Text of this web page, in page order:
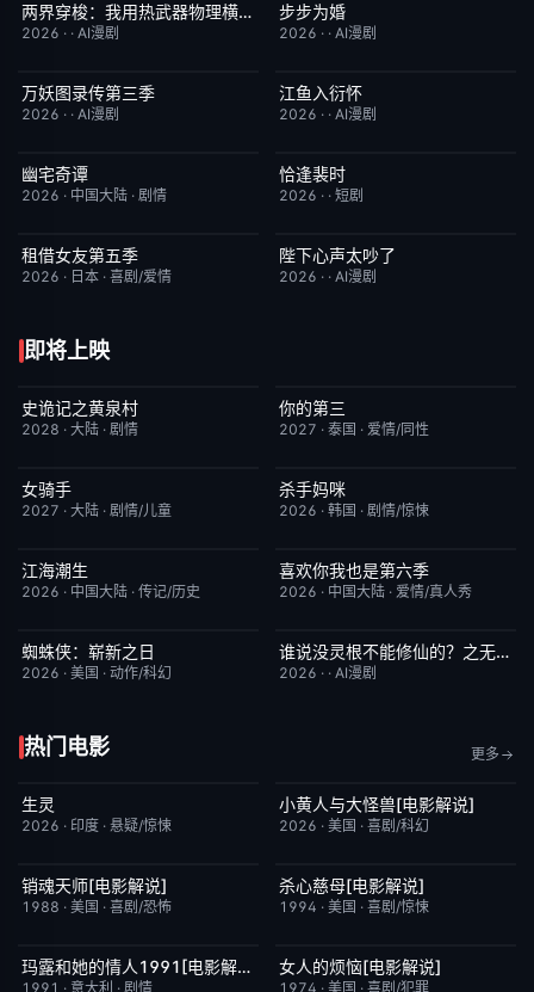
完结 10.0两界穿梭：我用热武器物理横推修真界
2026 · · AI漫剧
完结
步步为婚
2026 · · AI漫剧
完结
万妖图录传第三季
2026 · · AI漫剧
完结
江鱼入衍怀
2026 · · AI漫剧
更新至第14集
幽宅奇谭
2026 · 中国大陆 · 剧情
完结
恰逢裴时
2026 · · 短剧
已完结
租借女友第五季
2026 · 日本 · 喜剧/爱情
完结
陛下心声太吵了
2026 · · AI漫剧
即将上映
6月23日更新
史诡记之黄泉村
2028 · 大陆 · 剧情
更新至第02集
你的第三
2027 · 泰国 · 爱情/同性
7月15日更新
女骑手
2027 · 大陆 · 剧情/儿童
更新至第02集
杀手妈咪
2026 · 韩国 · 剧情/惊悚
更新至第24集
江海潮生
2026 · 中国大陆 · 传记/历史
昨日更新
喜欢你我也是第六季
2026 · 中国大陆 · 爱情/真人秀
TC中字
蜘蛛侠：崭新之日
2026 · 美国 · 动作/科幻
完结 5.0谁说没灵根不能修仙的？之无灵证道第五季
2026 · · AI漫剧
热门电影 更多
昨日更新
生灵
2026 · 印度 · 悬疑/惊悚
已完结
小黄人与大怪兽[电影解说]
2026 · 美国 · 喜剧/科幻
已完结
销魂天师[电影解说]
1988 · 美国 · 喜剧/恐怖
已完结
杀心慈母[电影解说]
1994 · 美国 · 喜剧/惊悚
已完结 6.1玛露和她的情人1991[电影解说]
1991 · 意大利 · 剧情
已完结
女人的烦恼[电影解说]
1974 · 美国 · 喜剧/犯罪